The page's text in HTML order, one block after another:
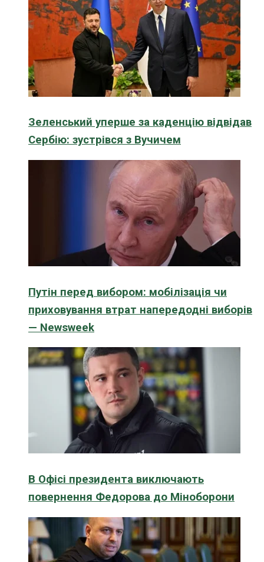
Зеленський уперше за каденцію відвідав
Сербію: зустрівся з Вучичем
Путін перед вибором: мобілізація чи
приховування втрат напередодні виборів
— Newsweek
В Офісі президента виключають
повернення Федорова до Міноборони